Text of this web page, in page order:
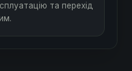
та перехід